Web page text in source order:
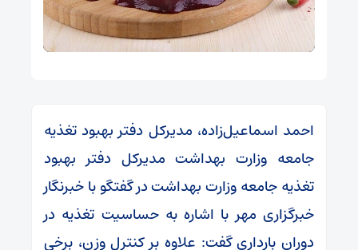
احمد اسماعیل‌زاده، مدیرکل دفتر بهبود تغذیه
جامعه وزارت بهداشت مدیرکل دفتر بهبود
تغذیه جامعه وزارت بهداشت در گفتگو با خبرنگار
خبرگزاری مهر با اشاره به حساسیت تغذیه در
دوران بارداری گفت: علاوه بر کنترل وزن، برخی